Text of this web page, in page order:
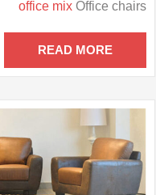
office mixOffice chairs
READ MORE